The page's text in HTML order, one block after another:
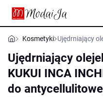
Kosmetyki Ujędrniający
Ujędrniający
KUKUI INCA
do